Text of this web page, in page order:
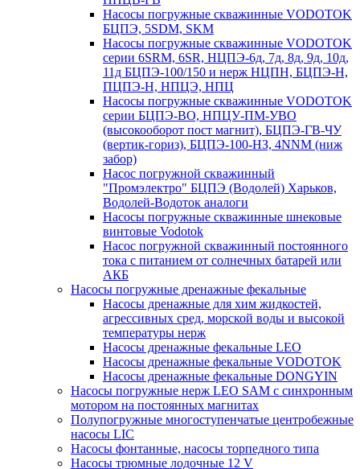
Насосы погружные скважинные VODOTOK
БЦПЭ, 5SDM, SKM
Насосы погружные скважинные VODOTOK
серии 6SRM, 6SR, НЦПЭ-6д, 7д, 8д, 9д, 10д,
11д БЦПЭ-100/150 и нерж НЦПН, БЦПЭ-Н,
ПЦПЭ-Н, НПЦЭ, НПЦ
Насосы погружные скважинные VODOTOK
серии БЦПЭ-ВО, НПЦУ-ПМ-УВО
(высокооборот пост магнит), БЦПЭ-ГВ-ЧУ
(вертик-гориз), БЦПЭ-100-НЗ, 4NNM (ниж
забор)
Насос погружной скважинный
"Промэлектро" БЦПЭ (Водолей) Харьков,
Водолей-Водоток аналоги
Насосы погружные скважинные шнековые
винтовые Vodotok
Насос погружной скважинный постоянного
тока с питанием от солнечных батарей или
АКБ
Насосы погружные дренажные фекальные
Насосы дренажные для хим жидкостей,
агрессивных сред, морской воды и высокой
температуры нерж
Насосы дренажные фекальные LEO
Насосы дренажные фекальные VODOTOK
Насосы дренажные фекальные DONGYIN
Насосы погружные нерж LEO SAM с синхронным
мотором на постоянных магнитах
Полупогружные многоступенчатые центробежные
насосы LIC
Насосы фонтанные, насосы торпедного типа
Насосы трюмные лодочные 12 V